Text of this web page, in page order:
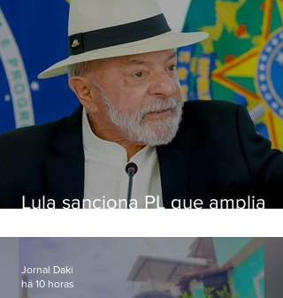
Lula sanciona PL que amplia
crianças
Jornal Daki
há 10 horas